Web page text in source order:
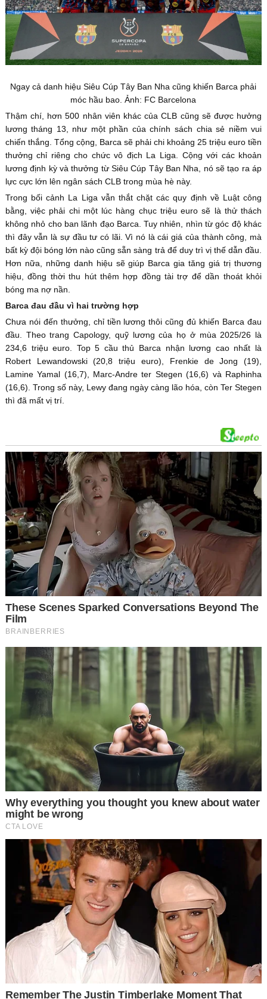
Ngay cả danh hiệu Siêu Cúp Tây Ban Nha cũng khiến Barca phải
móc hầu bao. Ảnh: FC Barcelona
Thậm chí, hơn 500 nhân viên khác của CLB cũng sẽ được hưởng
lương tháng 13, như một phần của chính sách chia sẻ niềm vui
chiến thắng. Tổng cộng, Barca sẽ phải chi khoảng 25 triệu euro tiền
thưởng chỉ riêng cho chức vô địch La Liga. Cộng với các khoản
lương định kỳ và thưởng từ Siêu Cúp Tây Ban Nha, nó sẽ tạo ra áp
lực cực lớn lên ngân sách CLB trong mùa hè này.
Trong bối cảnh La Liga vẫn thắt chặt các quy định về Luật công
bằng, việc phải chi một lúc hàng chục triệu euro sẽ là thử thách
không nhỏ cho ban lãnh đạo Barca. Tuy nhiên, nhìn từ góc độ khác
thì đây vẫn là sự đầu tư có lãi. Vì nó là cái giá của thành công, mà
bất kỳ đội bóng lớn nào cũng sẵn sàng trả để duy trì vị thế dẫn đầu.
Hơn nữa, những danh hiệu sẽ giúp Barca gia tăng giá trị thương
hiệu, đồng thời thu hút thêm hợp đồng tài trợ để dần thoát khỏi
bóng ma nợ nần.
Barca đau đầu vì hai trường hợp
Chưa nói đến thưởng, chỉ tiền lương thôi cũng đủ khiến Barca đau
đầu. Theo trang Capology, quỹ lương của họ ở mùa 2025/26 là
234,6 triệu euro. Top 5 cầu thủ Barca nhận lương cao nhất là
Robert Lewandowski (20,8 triệu euro), Frenkie de Jong (19),
Lamine Yamal (16,7), Marc-Andre ter Stegen (16,6) và Raphinha
(16,6). Trong số này, Lewy đang ngày càng lão hóa, còn Ter Stegen
thì đã mất vị trí.